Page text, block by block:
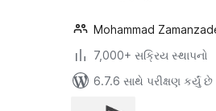
Mohammad
7,000+ સક્રિય સ્થાપનો
6.7.6 સાથે પરીક્ષણ કર્યું છે